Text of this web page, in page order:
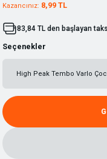
Kazancınız: 8,99 TL
83,84 TL den başlayan
Seçenekler
High Peak Tembo VarIo